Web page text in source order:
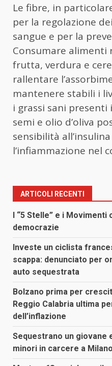
Le fibre, in
per la regolazione
sangue e per la
Consumare alimenti
frutta, verdura e
rallentare
mantenere stabili i
i grassi sani
semi e olio d’oliva
sensibilità
l’infiammazione nel
ARTICOLI RECENTI
I “5 Stelle” e i Movimenti
democrazie
Investe un ciclista
scappa: denunciato per
auto sequestrata
Bolzano prima per
Reggio Calabria ultima
dell’inflazione
Sequestrano un giovane
minori in carcere a Milano